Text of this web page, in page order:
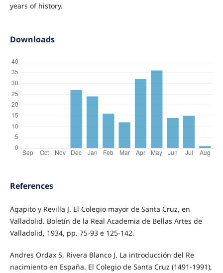
years of history.
Downloads
References
Agapito y Revilla J. El Colegio mayor de Santa Cruz, en
Valladolid. Boletín de la Real Academia de Bellas Artes de
Valladolid, 1934, pp. 75-93 e 125-142.
Andres Ordax S, Rivera Blanco J. La introducción del Re
nacimiento en España. El Colegio de Santa Cruz (1491-1991),